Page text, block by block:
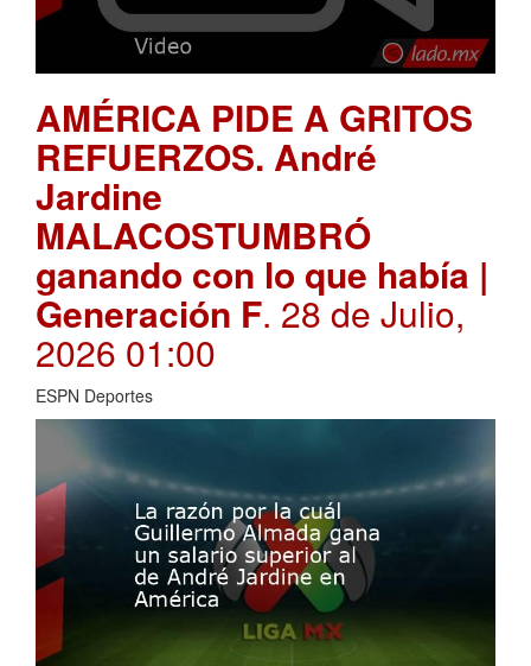
AMÉRICA PIDE A GRITOS
REFUERZOS. André
Jardine
MALACOSTUMBRÓ
ganando con lo que había |
Generación F. 28 de Julio,
2026 01:00
ESPN Deportes